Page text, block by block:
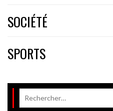
SOCIÉTÉ
SPORTS